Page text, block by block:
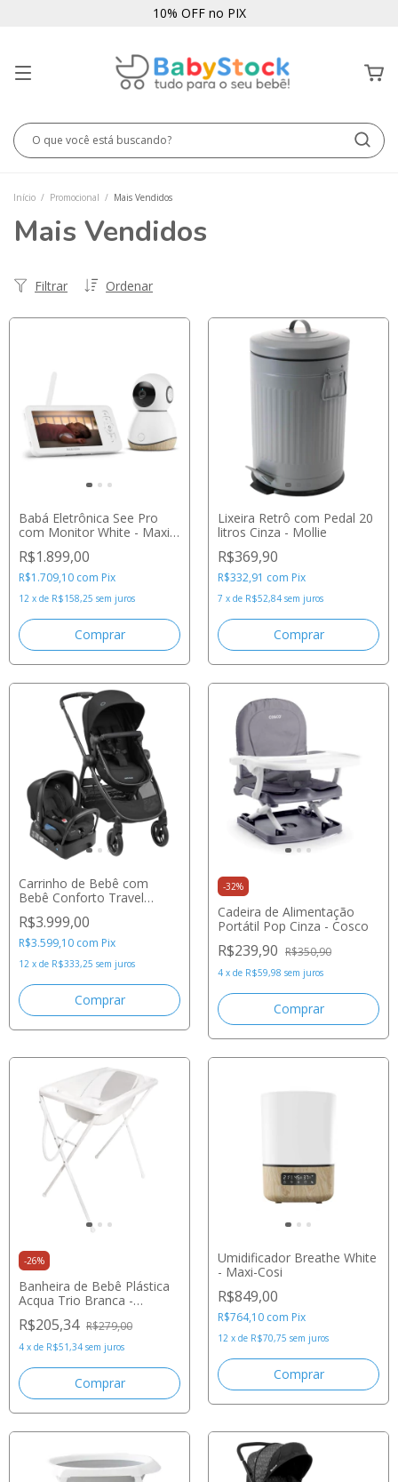
10% OFF no PIX
Início / Promocional / Mais Vendidos
Mais Vendidos
Ordenar
Filtrar
Babá Eletrônica See Pro
com Monitor White - Maxi-
R$1.899,00
R$1.709,10 com Pix
12 x de R$158,25 sem juros
Lixeira Retrô com Pedal 20
litros Cinza - Mollie
R$369,90
R$332,91 com Pix
7 x de R$52,84 sem juros
Carrinho de Bebê com
Bebê Conforto Travel
Black - Maxi-Cosi
R$3.999,00
R$3.599,10 com Pix
12 x de R$333,25 sem juros
-32%
Cadeira de Alimentação
Portátil Pop Cinza - Cosco
R$239,90 R$350,90
4 x de R$59,98 sem juros
-26%
Banheira de Bebê Plástica
Acqua Trio Branca -
R$205,34 R$279,00
4 x de R$51,34 sem juros
Umidificador Breathe White
- Maxi-Cosi
R$849,00
R$764,10 com Pix
12 x de R$70,75 sem juros